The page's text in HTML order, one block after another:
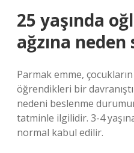
25 yaşında
ağzına neden
Parmak emme,
öğrendikleri bir
nedeni beslenme
tatminle ilgilidir. 3-4
normal kabul edilir.